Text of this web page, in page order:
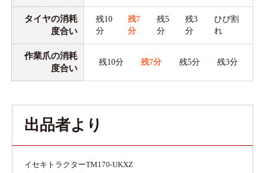
タイヤの消耗
度合い
残10
分
残7
分
残5
分
残3
分
ひび割
れ
作業爪の消耗
度合い
残10分 残7分 残5分 残3分
出品者より
イセキトラクターTM170-UKXZ